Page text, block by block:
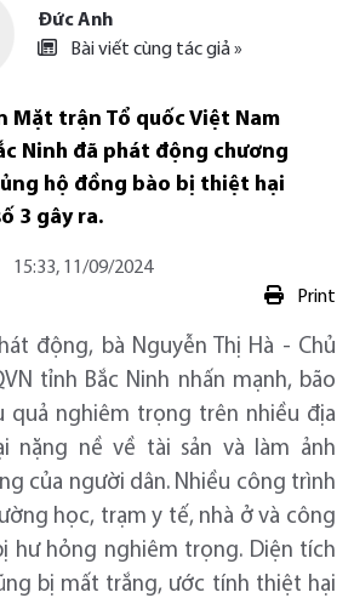
Đức Anh
Bài viết cùng tác giả »
Mặt trận Tổ quốc Việt Nam
Ninh đã phát động chương
hộ đồng bào bị thiệt hại
3 gây ra.
15:33, 11/09/2024
Print
động, bà Nguyễn Thị Hà - Chủ
tỉnh Bắc Ninh nhấn mạnh, bão
quả nghiêm trọng trên nhiều địa
nặng nề về tài sản và làm ảnh
của người dân. Nhiều công trình
học, trạm y tế, nhà ở và công
hư hỏng nghiêm trọng. Diện tích
bị mất trắng, ước tính thiệt hại